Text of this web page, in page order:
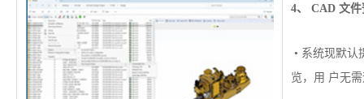
4、 CAD 文
• 系统现默认
览，用 户无